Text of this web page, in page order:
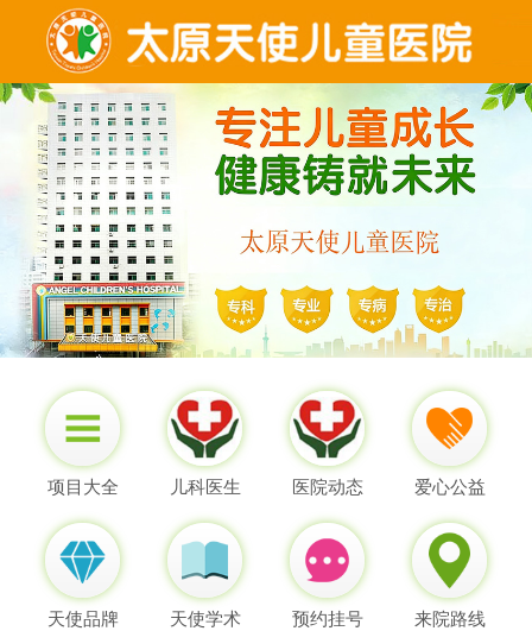
项目大全 儿科医生 医院动态 爱心公益
天使品牌 天使学术 预约挂号 来院路线